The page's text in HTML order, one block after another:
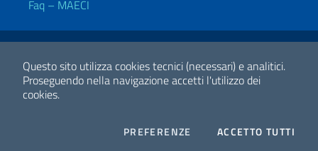
Questo sito utilizza cookies tecnici (necessari) e analitici.
Proseguendo nella navigazione accetti l'utilizzo dei
cookies.
PREFERENZE COOKIESACCETTO TUTTI
Faq – MAECI
Link Utili